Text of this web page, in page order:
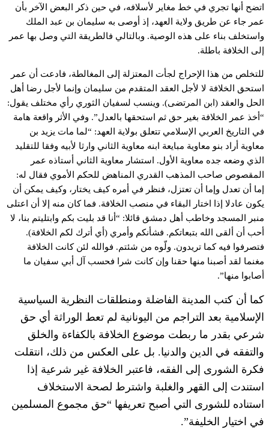
اتضح أنها تجري في خط مغاير لأسلافه، في حين ذكر البعض الآخر بأن
عمر جاء عن طريق ولاية العهد، إذ أوصى به سليمان بن عبد الملك
واستخلف بناء على هذه الوصية. وبالتالي فالطريقة التي وصل بها عمر
إلى الخلافة باطلة.
للتخلص من هذا الإحراج لجأت المعتزلة إلى المغالطة، فادعت أن عمر
استحق الخلافة لا لأجل العقد المتقدم من سليمان وإنما لأجل رضا أهل
الحل والعقد (ابن المرتضى). وينسب لسفيان الثوري رأي مختلف يقول:
“أخذ عمر الخلافة بغير حق ثم استحقها بالعدل”. وفي الأثر واقعة هامة
في التاريخ العربي الإسلامي تتعلق بولاية العهد: “لما مات يزيد بن
معاوية أراد بنو معاوية مبايعة ابنه معاوية الثاني وارثا لأبيه وفقا للتقليد
الذي وضعه جده معاوية الأول. استشار معاوية الثاني أستاذه عمر
المقصوص صاحب المذهب القدري المناهض للحكم الأموي فقال له:
إما أن تعدل وإما أن تعتزل، فنظر في أمره كيف يختار، وكيف يمكن أن
يكون عادلا إذا اختار البقاء في منصب الخلافة. فما كان منه إلا أن اعتلى
منبر المسجد وخاطب أهل دمشق قائلا: “أنا قد بليت بكم وابتليتم بنا، لا
أحب أن ألقى الله بتبعاتكم. فشأنكم وأمري (أي أترك لكم الخلافة).
فتصرفوا فيه كما تريدون. ولّوه من شئتم. فوالله لئن كانت الخلافة
مغنما لقد أصبنا منها حقنا وإن كانت شرا فحسب آل أبي سفيان ما
أصابوا منها”.
كما أن كتب المدينة الفاضلة ومنطلقات النظرية السياسية
الإسلامية بعد التراجم من اليونانية لم تعط الوراثة أي حق
شرعي بقدر ما ربطت موضوع الخلافة بالكفاءة والخلق
والتفقه في الدين والدنيا. بل على العكس من ذلك، انتقلت
فكرة الشورى إلى الفقه، فاعتبر الخلافة غير شرعية إذا
استندت إلى القهر والغلبة واشترط لصحة الاستخلاف
استناده للشورى التي أصبح تعريفها “حق مجموع المسلمين
في اختيار الخليفة”.